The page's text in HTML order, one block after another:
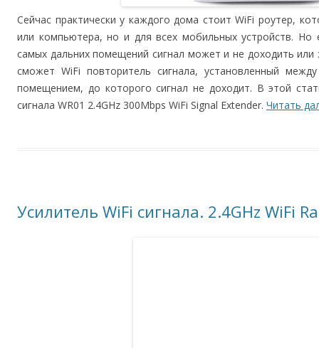
Сейчас практически у каждого дома стоит WiFi роутер,
или компьютера, но и для всех мобильных устройств.
самых дальних помещений сигнал может и не доходить
сможет WiFi повторитель сигнала, установленный
помещением, до которого сигнал не доходит. В этой
сигнала WR01 2.4GHz 300Mbps WiFi Signal Extender. Читать
Усилитель WiFi сигнала. 2.4GHz WiFi